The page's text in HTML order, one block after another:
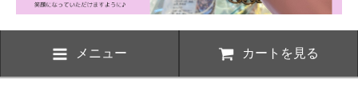
メニュー カートを見る